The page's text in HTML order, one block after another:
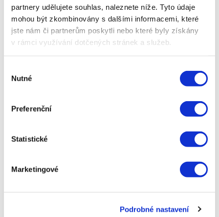
partnery udělujete souhlas, naleznete níže. Tyto údaje
mohou být zkombinovány s dalšími informacemi, které
jste nám či partnerům poskytli nebo které byly získány
v rámci využívání dotčených stránek a služeb.
souhlasu
Nutné
Preferenční
Statistické
Marketingové
Podrobné nastavení
Autor
Patrik Gajdoš
Patrik s Acomware spolupracuje jako
Připravuje odborné články, případové
propagačních materiálů. Podílí se také
na tvorbě obsahu pro sociální sítě
Performance2020 nebo Emailing2020.
Napsat komentář